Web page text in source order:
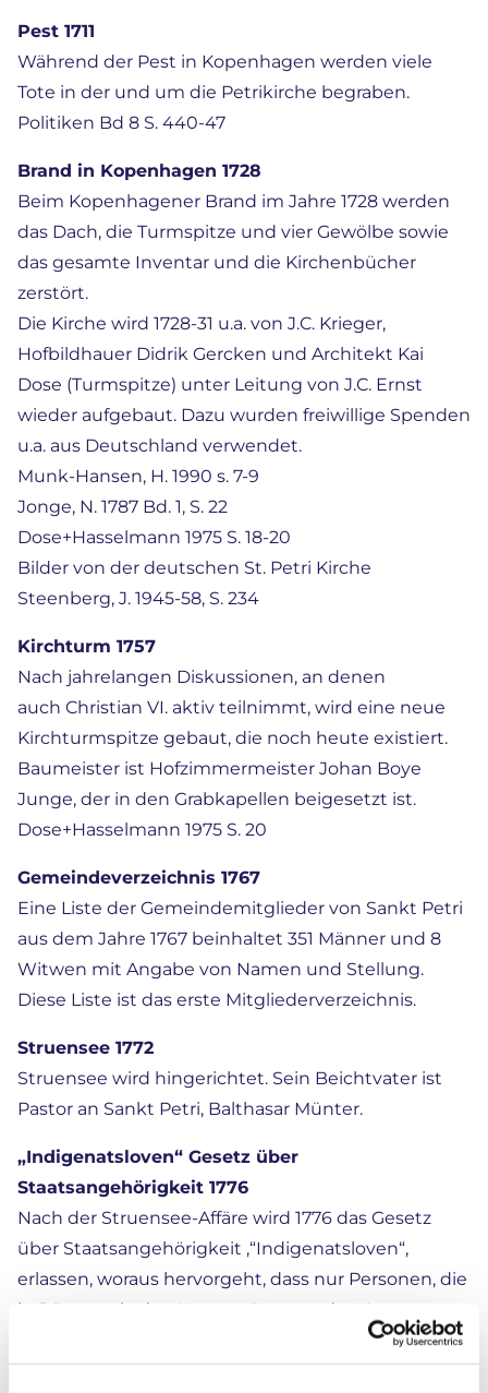
Pest 1711
Während der Pest in Kopenhagen werden viele
Tote in der und um die Petrikirche begraben.
Politiken Bd 8 S. 440-47
Brand in Kopenhagen 1728
Beim Kopenhagener Brand im Jahre 1728 werden
das Dach, die Turmspitze und vier Gewölbe sowie
das gesamte Inventar und die Kirchenbücher
zerstört.
Die Kirche wird 1728-31 u.a. von J.C. Krieger,
Hofbildhauer Didrik Gercken und Architekt Kai
Dose (Turmspitze) unter Leitung von J.C. Ernst
wieder aufgebaut. Dazu wurden freiwillige Spenden
u.a. aus Deutschland verwendet.
Munk-Hansen, H. 1990 s. 7-9
Jonge, N. 1787 Bd. 1, S. 22
Dose+Hasselmann 1975 S. 18-20
Bilder von der deutschen St. Petri Kirche
Steenberg, J. 1945-58, S. 234
Kirchturm 1757
Nach jahrelangen Diskussionen, an denen
auch Christian VI. aktiv teilnimmt, wird eine neue
Kirchturmspitze gebaut, die noch heute existiert.
Baumeister ist Hofzimmermeister Johan Boye
Junge, der in den Grabkapellen beigesetzt ist.
Dose+Hasselmann 1975 S. 20
Gemeindeverzeichnis 1767
Eine Liste der Gemeindemitglieder von Sankt Petri
aus dem Jahre 1767 beinhaltet 351 Männer und 8
Witwen mit Angabe von Namen und Stellung.
Diese Liste ist das erste Mitgliederverzeichnis.
Struensee 1772
Struensee wird hingerichtet. Sein Beichtvater ist
Pastor an Sankt Petri, Balthasar Münter.
„Indigenatsloven“ Gesetz über
Staatsangehörigkeit 1776
Nach der Struensee-Affäre wird 1776 das Gesetz
über Staatsangehörigkeit ,“Indigenatsloven“,
erlassen, woraus hervorgeht, dass nur Personen, die
in Dänemark, den Herzogtümern oder Norwegen
geboren sind, ein höheres Amt beim Staate
bekleiden können. Das Gesetz gibt Anlass zur